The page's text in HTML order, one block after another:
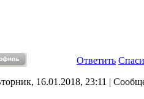
Ответить
16.01.2018, 23:11 |